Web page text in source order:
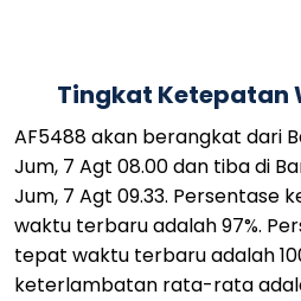
Tingkat Ketepatan
AF5488 akan berangkat dari
Jum, 7 Agt 08.00 dan tiba di
Jum, 7 Agt 09.33. Persentase
waktu terbaru adalah 97%.
tepat waktu terbaru adalah
keterlambatan rata-rata